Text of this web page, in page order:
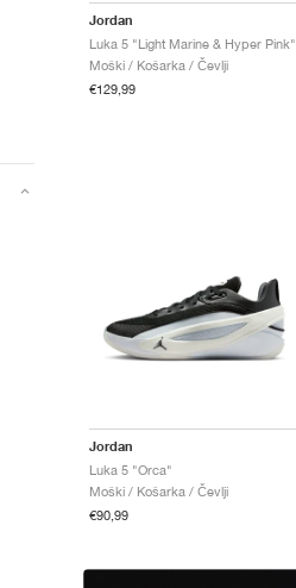
Jordan
Luka 5 "Light Marine & Hyper Pink"
Moški / Košarka / Čevlji
€129,99
Jordan
Luka 5 "Orca"
Moški / Košarka / Čevlji
€90,99